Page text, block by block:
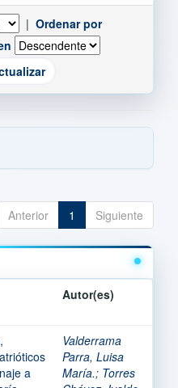
| Ordenar por
Anterior 1 Siguiente
Autor(es)
a
Valderrama
Parra, Luisa
María.; Torres